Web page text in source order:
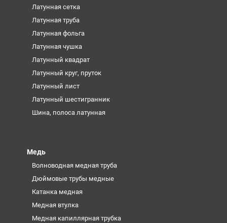
Латунная сетка
Латунная труба
Латунная фольга
Латунная чушка
Латунный квадрат
Латунный круг, пруток
Латунный лист
Латунный шестигранник
Шина, полоса латунная
Медь
Волноводная медная труба
Дюймовые трубы медные
Катанка медная
Медная втулка
Медная капиллярная трубка